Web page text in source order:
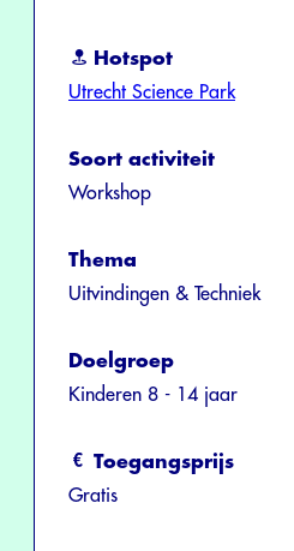
Hotspot
Utrecht Science Park
Soort activiteit
Workshop
Thema
Uitvindingen & Techniek
Doelgroep
Kinderen 8 - 14 jaar
Toegangsprijs
Gratis